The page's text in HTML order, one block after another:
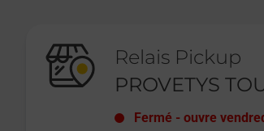
Relais Pickup
PROVETYS
Fermé -ouvre